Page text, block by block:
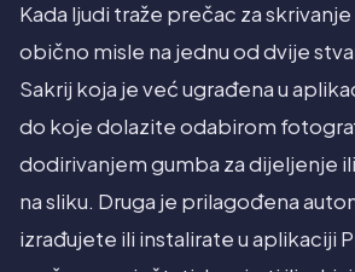
Kada ljudi traže prečac za
obično misle na jednu od dvije
Sakrij koja je već ugrađena u
do koje dolazite odabirom
dodirivanjem gumba za dijeljenje
na sliku. Druga je prilagođena
izrađujete ili instalirate u aplikaciji